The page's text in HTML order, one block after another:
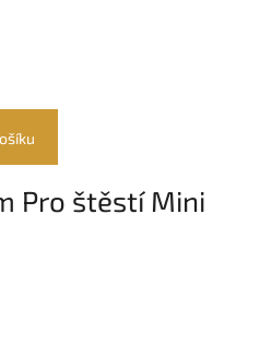
Pro štěstí Mini